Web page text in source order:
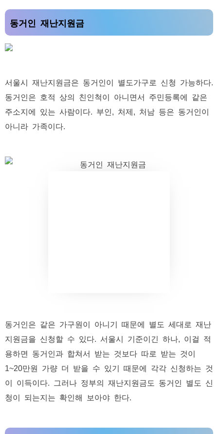
동거인 재난지원금
서울시 재난지원금은 동거인이 별도가구로 신청 가능하다.
동거인은 호적 상의 친인척이 아니면서 주민등록에 같은
주소지에 있는 사람이다. 부인, 처제, 처남 등은 동거인이
아니라 가족이다.
동거인은 같은 가구원이 아니기 때문에 별도 세대로 재난
지원금을 신청할 수 있다. 서울시 기준이긴 하나, 이걸 적
용하면 동거인과 합쳐서 받는 것보다 따로 받는 것이
1~20만원 가량 더 받을 수 있기 때문에 각각 신청하는 것
이 이득이다. 그러나 정부의 재난지원금도 동거인 별도 신
청이 되는지는 확인해 보아야 한다.